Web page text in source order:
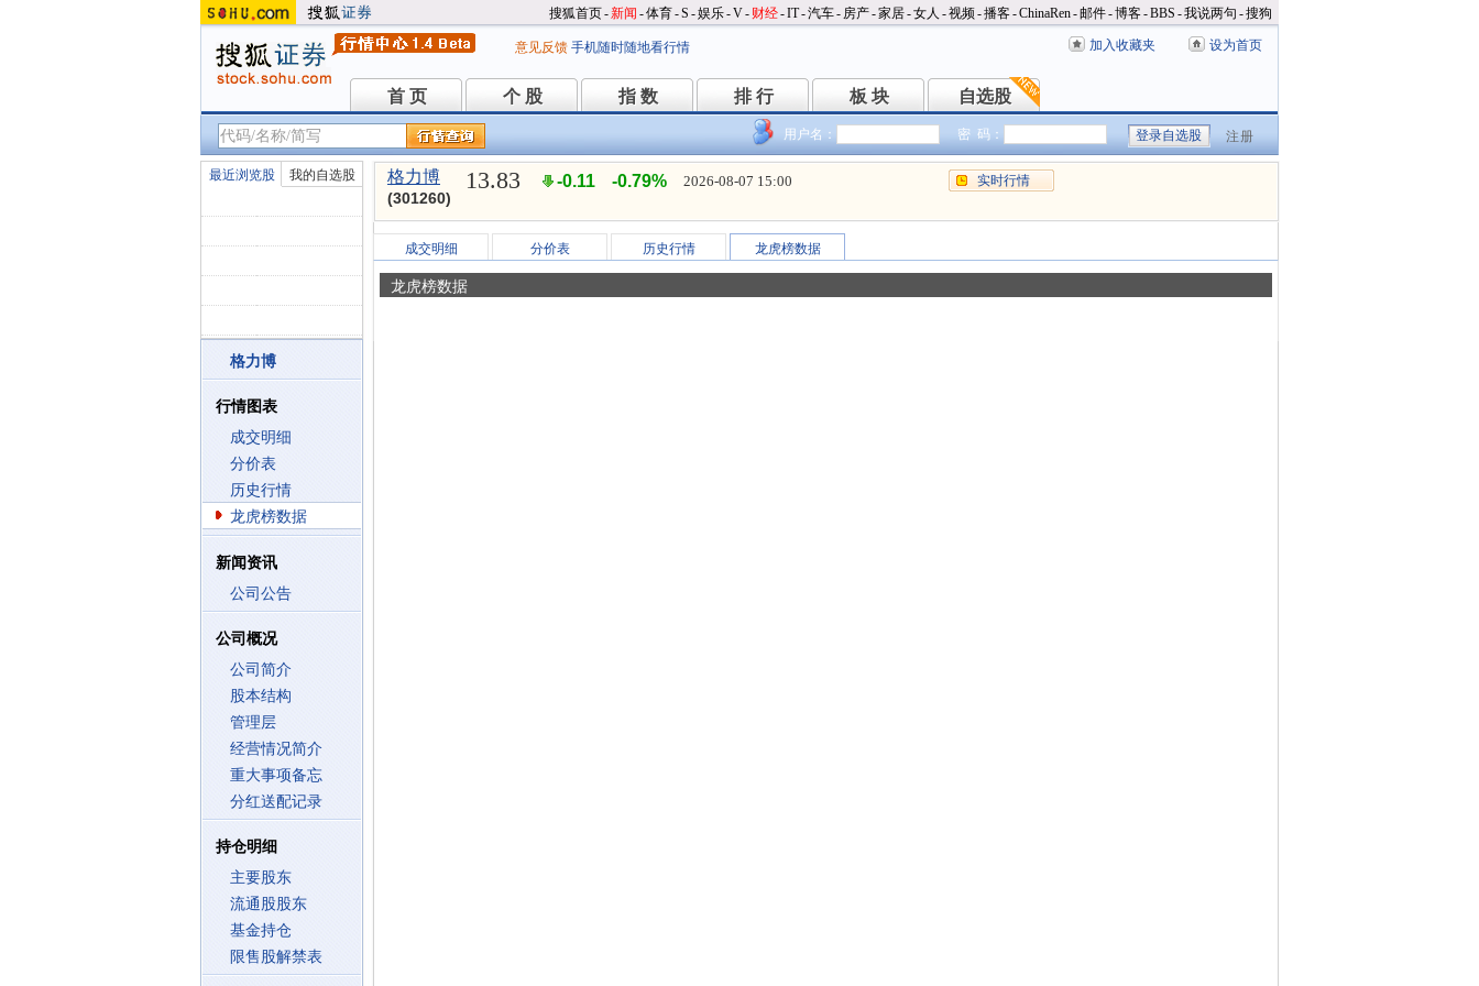
搜狐首页-新闻 -体育-S -娱乐-V- 财经-IT-汽车- 房产-家居-女人 -视频-播客-ChinaRen-邮件-博客-BBS -我说两句 -搜狗
意见反馈 手机随时随地看行情 加入收藏夹 设为首页
首 页
首 页 个 股
个 股 指 数
指 数 排 行
排 行 板 块
板 块 自选股
自选股
用户名： 密 码： 注册
最近浏览股 我的自选股
格力博
行情图表
成交明细
分价表
历史行情
龙虎榜数据
新闻资讯
公司公告
公司概况
公司简介
股本结构
管理层
经营情况简介
重大事项备忘
分红送配记录
持仓明细
主要股东
流通股股东
基金持仓
限售股解禁表
格力博
(301260)
13.83 -0.11 -0.79% 2026-08-07 15:00 实时行情
成交明细 分价表 历史行情 龙虎榜数据
龙虎榜数据